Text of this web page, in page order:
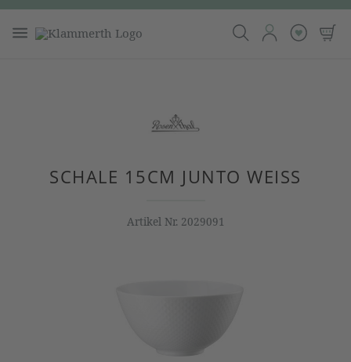
SCHALE 15CM JUNTO WEISS
Artikel Nr. 2029091